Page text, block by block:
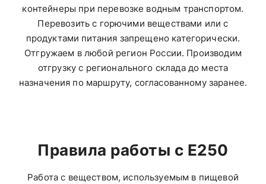
контейнеры при перевозке водным транспортом.
Перевозить с горючими веществами или с
продуктами питания запрещено категорически.
Отгружаем в любой регион России. Производим
отгрузку с регионального склада до места
назначения по маршруту, согласованному заранее.
Правила работы с Е250
Работа с веществом, используемым в пищевой